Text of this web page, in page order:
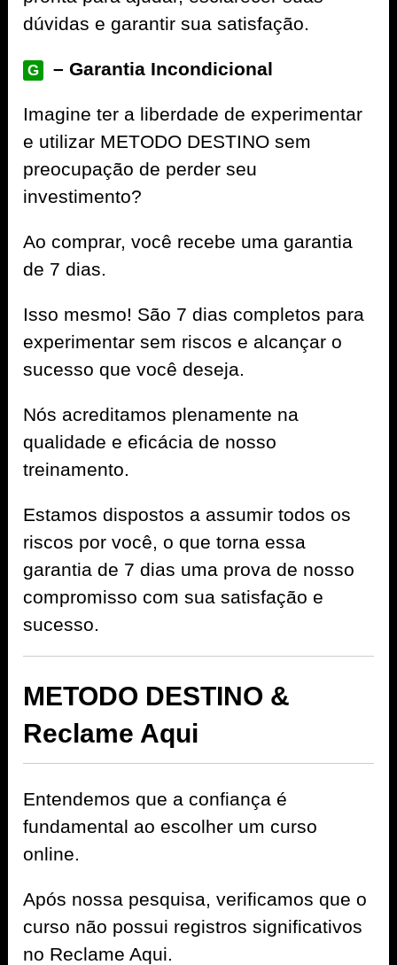
dúvidas e garantir sua satisfação.
G – Garantia Incondicional
Imagine ter a liberdade de experimentar
e utilizar METODO DESTINO sem
preocupação de perder seu
investimento?
Ao comprar, você recebe uma garantia
de 7 dias.
Isso mesmo! São 7 dias completos para
experimentar sem riscos e alcançar o
sucesso que você deseja.
Nós acreditamos plenamente na
qualidade e eficácia de nosso
treinamento.
Estamos dispostos a assumir todos os
riscos por você, o que torna essa
garantia de 7 dias uma prova de nosso
compromisso com sua satisfação e
sucesso.
METODO DESTINO &
Reclame Aqui
Entendemos que a confiança é
fundamental ao escolher um curso
online.
Após nossa pesquisa, verificamos que o
curso não possui registros significativos
no Reclame Aqui.